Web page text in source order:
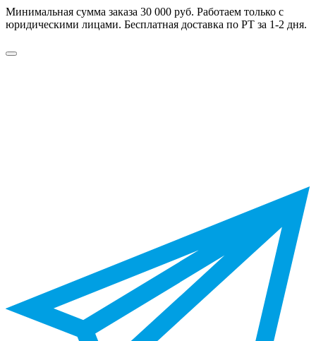
Минимальная сумма заказа 30 000 руб. Работаем только с
юридическими лицами. Бесплатная доставка по РТ за 1-2 дня.